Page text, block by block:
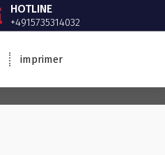
HOTLINE
+4915735314032
imprimer